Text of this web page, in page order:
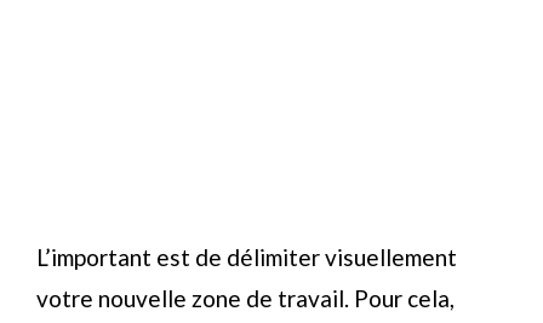
L’important est de délimiter visuellement
votre nouvelle zone de travail. Pour cela,